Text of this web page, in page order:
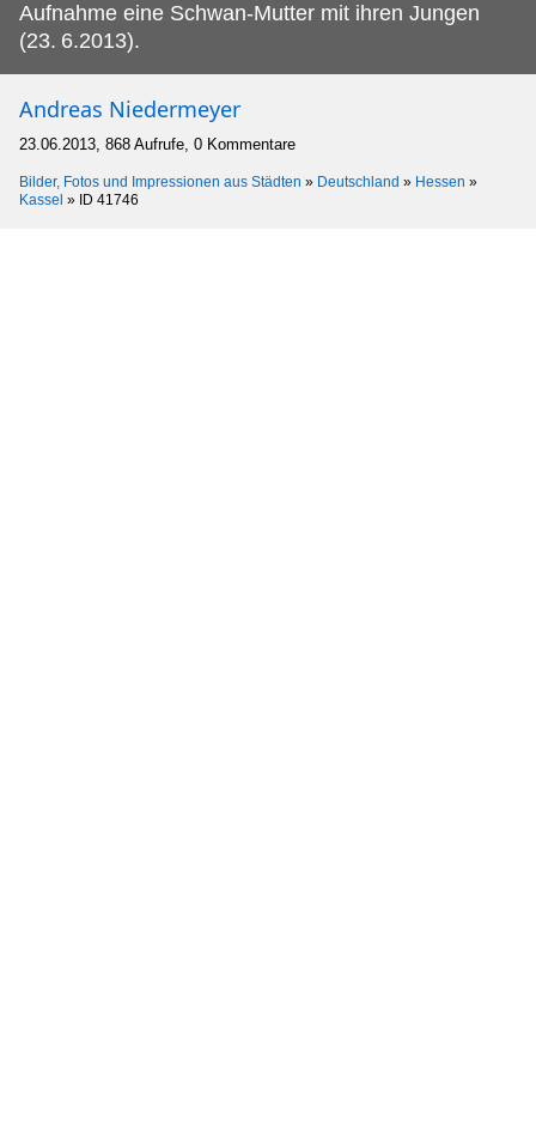
Aufnahme eine Schwan-Mutter mit ihren Jungen
(23. 6.2013).
Andreas Niedermeyer
23.06.2013, 868 Aufrufe, 0 Kommentare
Bilder, Fotos und Impressionen aus Städten » Deutschland » Hessen »
Kassel » ID 41746